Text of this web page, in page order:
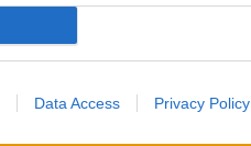
Data Access Privacy Policy